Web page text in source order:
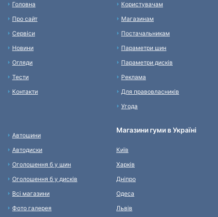
Головна
Про сайт
Сервіси
Новини
Огляди
Тести
Контакти
Користувачам
Магазинам
Постачальникам
Параметри шин
Параметри дисків
Реклама
Для правовласників
Угода
Автошини
Автодиски
Оголошення б у шин
Оголошення б у дисків
Всі магазини
Фото галерея
Магазини гуми в Україні
Київ
Харків
Дніпро
Одеса
Львів